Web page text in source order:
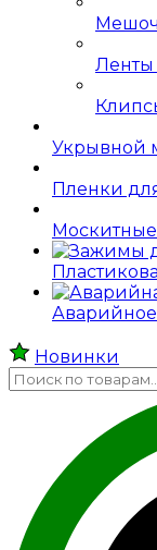
Ленты
Укрывной
Пленки
Москитные
Новинки